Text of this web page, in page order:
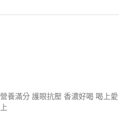
營養滿分 護眼抗壓 香濃好喝 喝上愛
上